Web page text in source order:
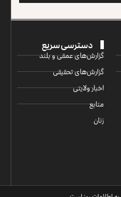
دسترسی سریع
گزارش‌‌های عمقی و بلند
گزارش‌های تحقیقی
اخبار ولایتی
منابع
زنان